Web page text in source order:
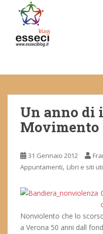
m
Un anno di
31 Gennaio 2012
Appuntamenti, Libri e siti
Nonviolento che lo
a Verona 50 anni dall